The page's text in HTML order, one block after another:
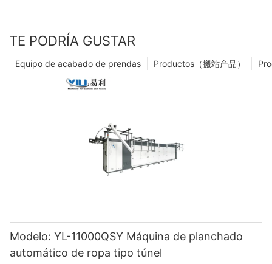
TE PODRÍA GUSTAR
Productos（搬站产品）
Equipo de acabado de prendas
Modelo: YL-11000QSY Máquina de planchado
automático de ropa tipo túnel